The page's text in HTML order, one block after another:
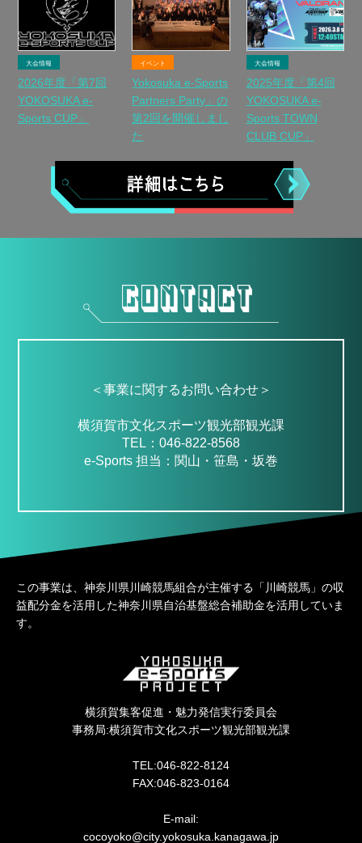
大会情報
2026年度「第7回
YOKOSUKA e-
Sports CUP」
イベント
Yokosuka e-Sports
Partners Party」の
第2回を開催しまし
た
大会情報
2025年度「第4回
YOKOSUKA e-
Sports TOWN
CLUB CUP」
＜事業に関するお問い合わせ＞
横須賀市文化スポーツ観光部観光課
TEL：046-822-8568
e-Sports 担当：関山・笹島・坂巻
この事業は、神奈川県川崎競馬組合が主催する「川崎競馬」の収
益配分金を活用した神奈川県自治基盤総合補助金を活用していま
す。
横須賀集客促進・魅力発信実行委員会
事務局:横須賀市文化スポーツ観光部観光課
TEL:046-822-8124
FAX:046-823-0164
E-mail:
cocoyoko@city.yokosuka.kanagawa.jp